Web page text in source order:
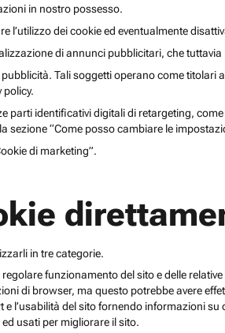
in nostro possesso.
dei cookie ed eventualmente
di annunci pubblicitari, che
Tali soggetti operano come
policy.
identificativi digitali di retargeting,
“Come posso cambiare le
di marketing”.
in tre categorie.
funzionamento del sito e delle
di browser, ma questo potrebbe avere
l’usabilità del sito fornendo informazioni
usati per migliorare il sito.